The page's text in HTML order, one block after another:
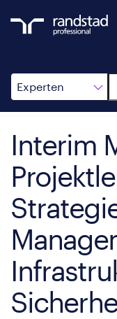
Experten
Suche
Interim